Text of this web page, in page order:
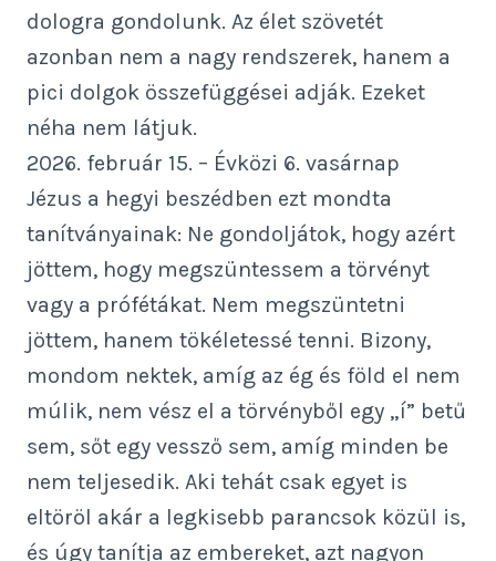
dologra gondolunk. Az élet szövetét
azonban nem a nagy rendszerek, hanem a
pici dolgok összefüggései adják. Ezeket
néha nem látjuk.
2026. február 15. – Évközi 6. vasárnap
Jézus a hegyi beszédben ezt mondta
tanítványainak: Ne gondoljátok, hogy azért
jöttem, hogy megszüntessem a törvényt
vagy a prófétákat. Nem megszüntetni
jöttem, hanem tökéletessé tenni. Bizony,
mondom nektek, amíg az ég és föld el nem
múlik, nem vész el a törvényből egy „í” betű
sem, sőt egy vessző sem, amíg minden be
nem teljesedik. Aki tehát csak egyet is
eltöröl akár a legkisebb parancsok közül is,
és úgy tanítja az embereket, azt nagyon